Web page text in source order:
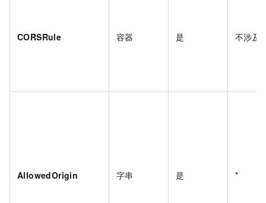
CORSRule 容器 是 不涉及
AllowedOrigin 字串 是 *